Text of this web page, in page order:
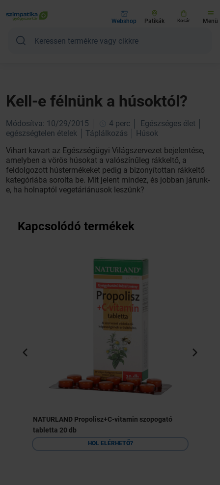
Webshop Patikák Kosár Menü
Kell-e félnünk a húsoktól?
Módosítva: 10/29/2015 4 perc
Egészséges élet
egészségtelen ételek
Táplálkozás
Húsok
Vihart kavart az Egészségügyi Világszervezet bejelentése,
amelyben a vörös húsokat a valószínűleg rákkeltő, a
feldolgozott hústermékeket pedig a bizonyítottan rákkeltő
kategóriába sorolta be. Mit jelent mindez, és jobban járunk-
e, ha holnaptól vegetáriánusok leszünk?
Kapcsolódó termékek
NATURLAND Propolisz+C-vitamin szopogató
tabletta 20 db
HOL ELÉRHETŐ?